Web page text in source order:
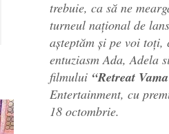
trebuie, ca să ne
turneul național de
așteptăm și pe voi
entuziasm Ada, Adela
filmului “Retreat
Entertainment, cu
18 octombrie.